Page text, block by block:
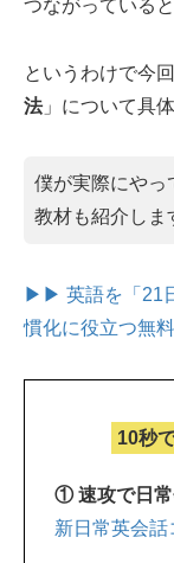
つながっている
というわけで今回
法」について具
僕が実際にやっ
教材も紹介しま
▶▶ 英語を「21
慣化に役立つ無
10秒
① 速攻で日
新日常英会話